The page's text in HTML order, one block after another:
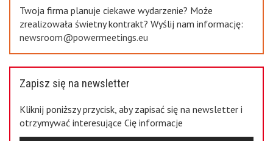
Twoja firma planuje ciekawe wydarzenie? Może
zrealizowała świetny kontrakt? Wyślij nam informację:
newsroom@powermeetings.eu
Zapisz się na newsletter
Kliknij poniższy przycisk, aby zapisać się na newsletter i
otrzymywać interesujące Cię informacje